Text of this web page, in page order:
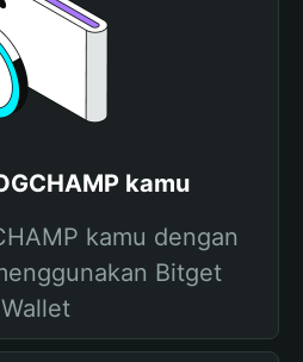
kamu
kamu dengan
Bitget
Wallet